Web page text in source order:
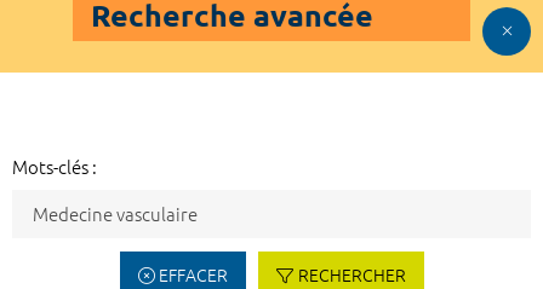
Recherche avancée
Mots-clés :
EFFACER RECHERCHER